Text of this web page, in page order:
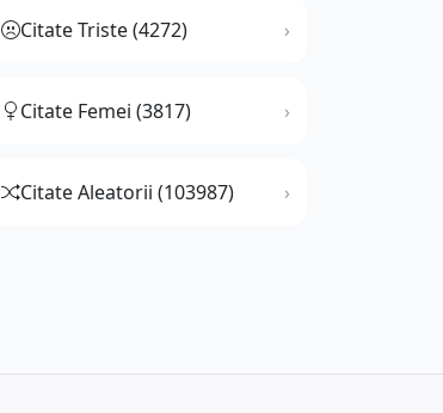
Citate Triste (4272)
Citate Femei (3817)
Citate Aleatorii (103987)